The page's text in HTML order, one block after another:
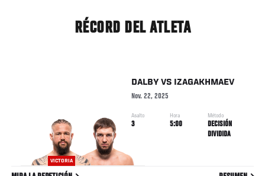
RÉCORD DEL ATLETA
VICTORIA
DALBY VS IZAGAKHMAEV
Nov. 22, 2025
Asalto
3
Hora
5:00
Método
DECISIÓN
DIVIDIDA